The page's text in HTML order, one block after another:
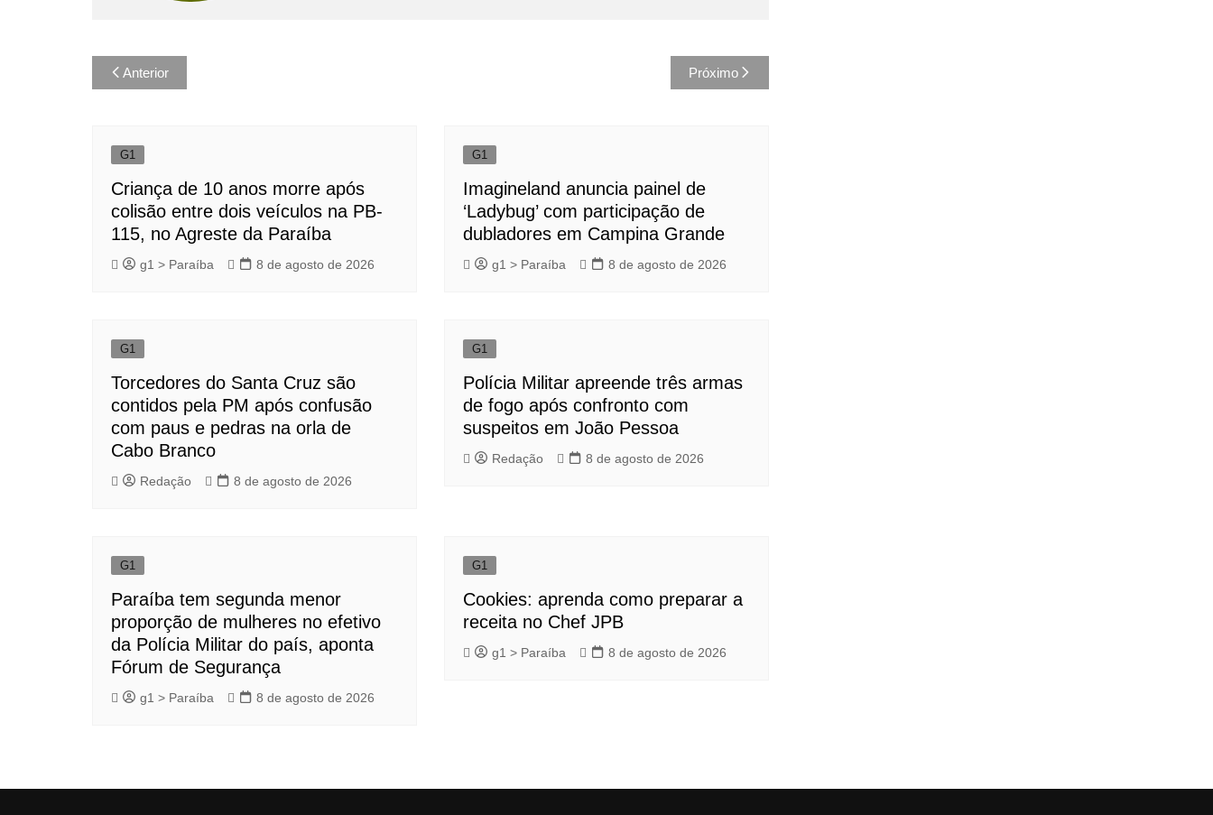
Navegação
de
Anterior Próximo
G1
Criança de 10 anos morre após
colisão entre dois veículos na PB-
115, no Agreste da Paraíba
g1 > Paraíba 8 de agosto de 2026
G1
Imagineland anuncia painel de
‘Ladybug’ com participação de
dubladores em Campina Grande
g1 > Paraíba 8 de agosto de 2026
G1
Torcedores do Santa Cruz são
contidos pela PM após confusão
com paus e pedras na orla de
Cabo Branco
Redação 8 de agosto de 2026
G1
Polícia Militar apreende três armas
de fogo após confronto com
suspeitos em João Pessoa
Redação 8 de agosto de 2026
G1
Paraíba tem segunda menor
proporção de mulheres no efetivo
da Polícia Militar do país, aponta
Fórum de Segurança
g1 > Paraíba 8 de agosto de 2026
G1
Cookies: aprenda como preparar a
receita no Chef JPB
g1 > Paraíba 8 de agosto de 2026